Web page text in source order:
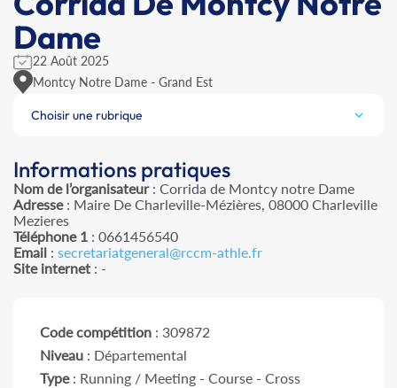
Dame
22 Août 2025
Montcy Notre Dame - Grand Est
Choisir une rubrique
Informations pratiques
Nom de l’organisateur: Corrida de Montcy notre Dame
Adresse: Maire De Charleville-Mézières, 08000 Charleville
Mezieres
Téléphone 1 : 0661456540
Email : secretariatgeneral@rccm-athle.fr
Site internet : -
Code compétition : 309872
Niveau : Départemental
Type: Running / Meeting - Course - Cross